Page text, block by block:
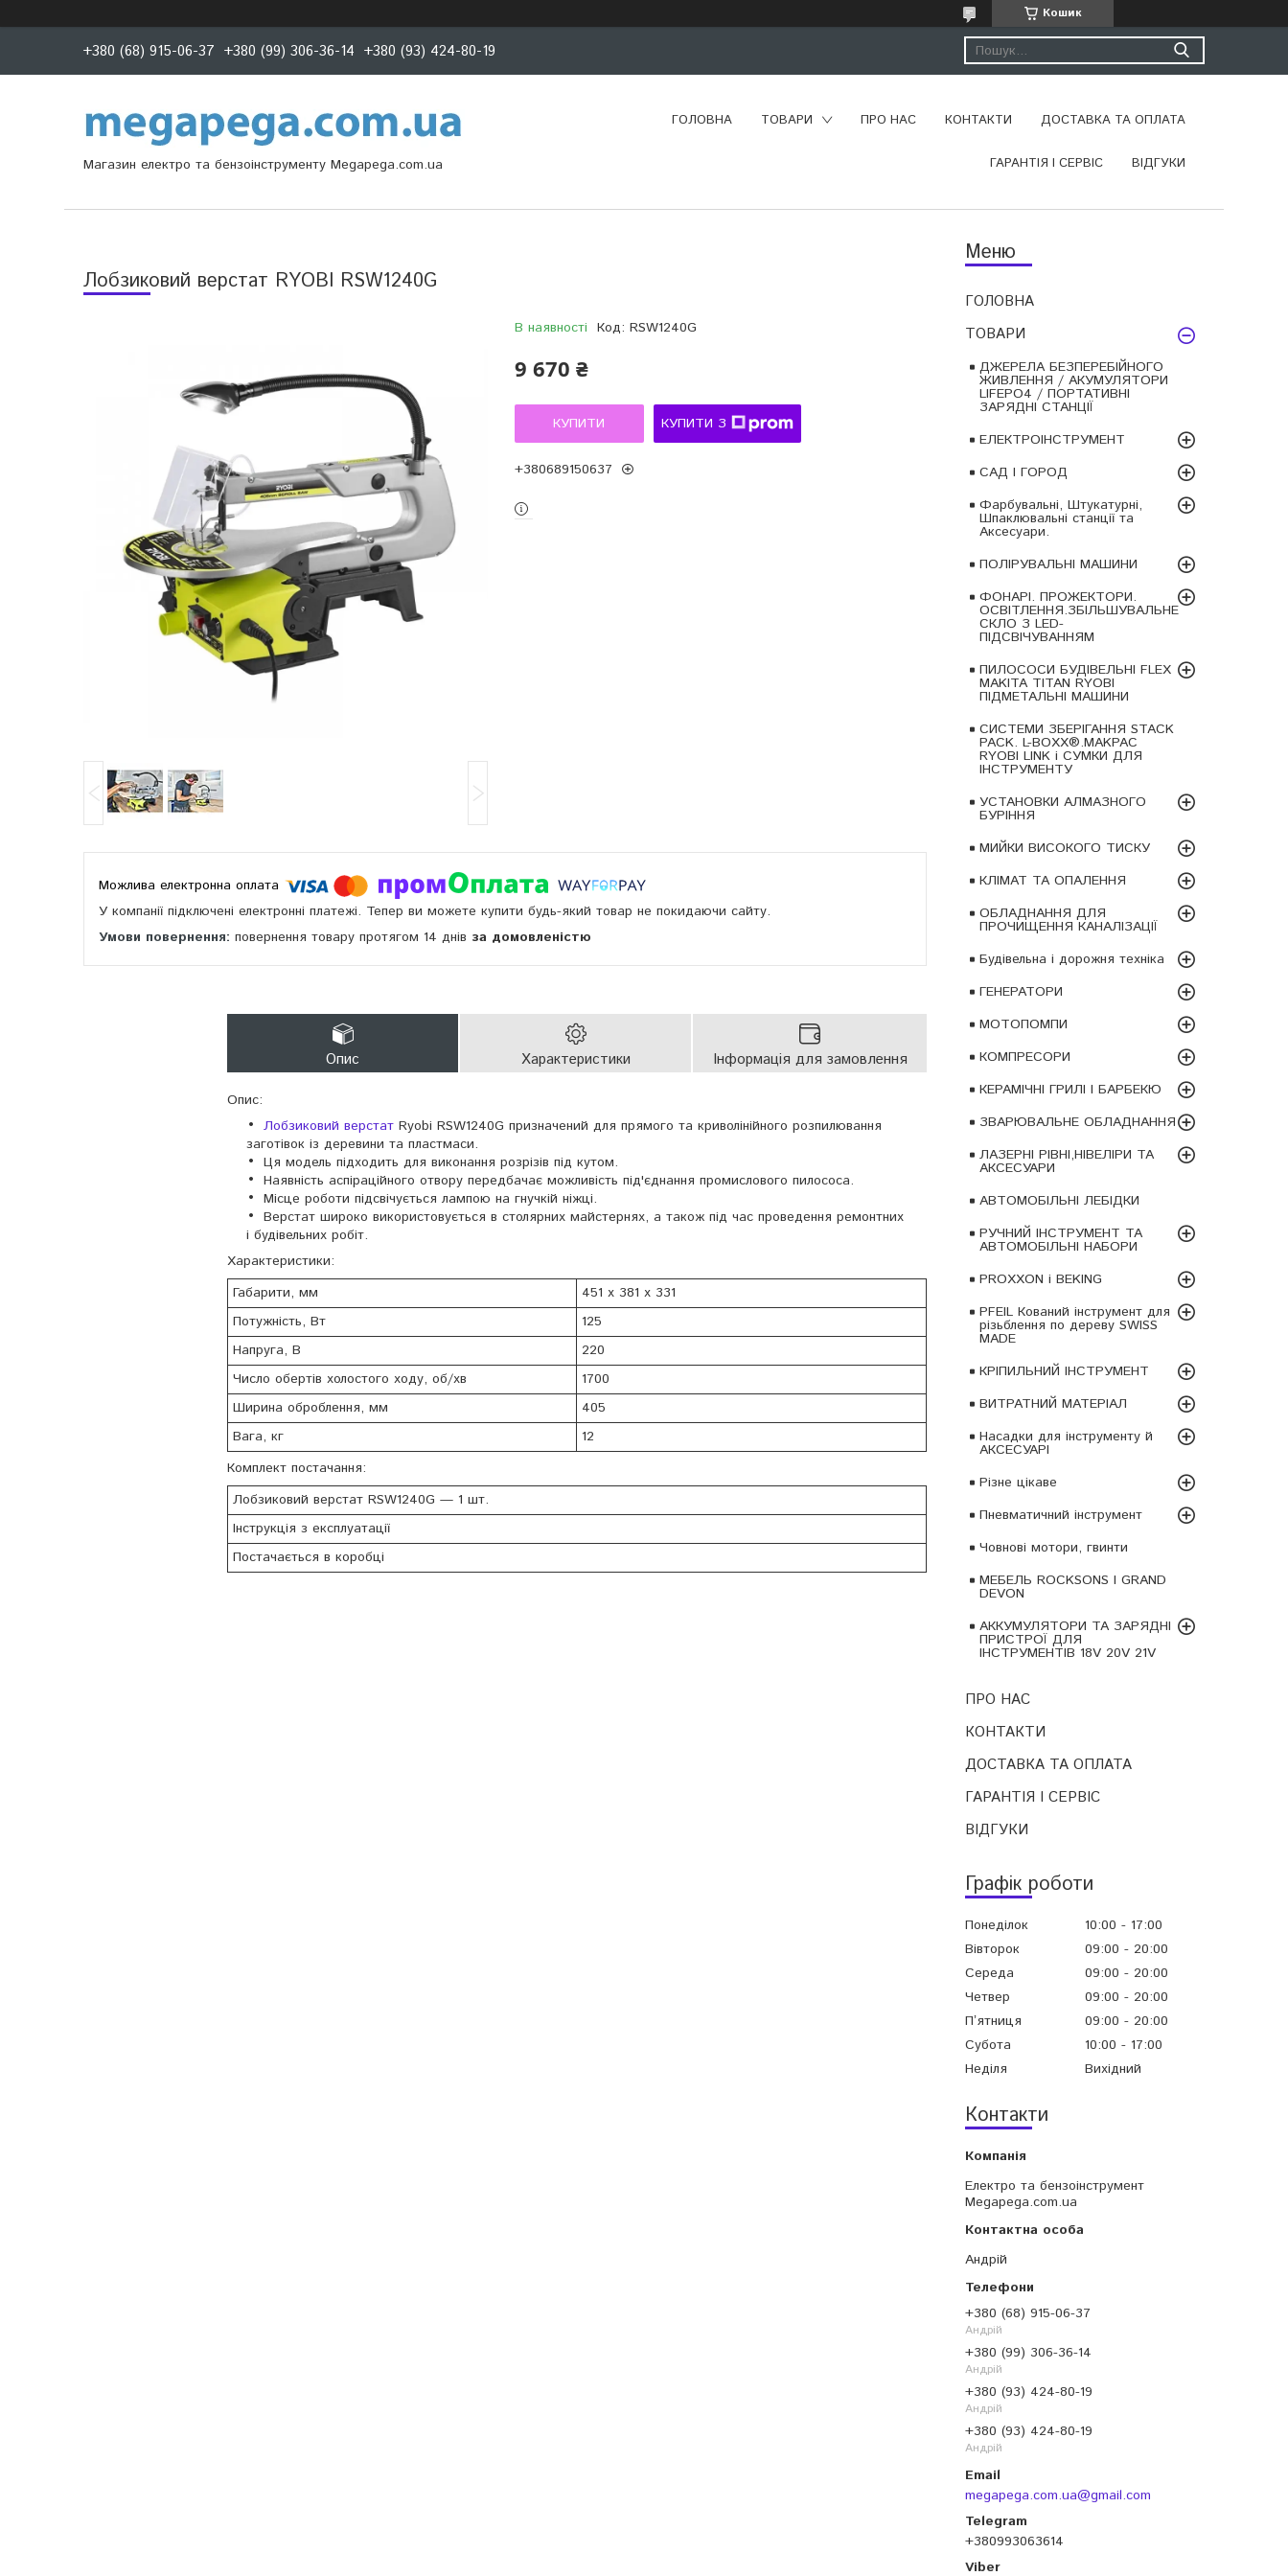
Кошик
+380 (68) 915-06-37 +380 (99) 306-36-14 +380 (93) 424-80-19
Магазин електро та бензоінструменту Megapega.com.ua
ГОЛОВНА ТОВАРИ ПРО НАС КОНТАКТИ ДОСТАВКА ТА ОПЛАТА
ГАРАНТІЯ І СЕРВІС ВІДГУКИ
ГОЛОВНА
ТОВАРИ
ДЖЕРЕЛА БЕЗПЕРЕБІЙНОГО
ЖИВЛЕННЯ / АКУМУЛЯТОРИ
LIFEPO4 / ПОРТАТИВНІ
ЗАРЯДНІ СТАНЦІЇ
ЕЛЕКТРОІНСТРУМЕНТ
САД І ГОРОД
Фарбувальні, Штукатурні,
Шпаклювальні станції та
Аксесуари.
ПОЛІРУВАЛЬНІ МАШИНИ
ФОНАРІ. ПРОЖЕКТОРИ.
ОСВІТЛЕННЯ.ЗБІЛЬШУВАЛЬНЕ
СКЛО З LED-
ПІДСВІЧУВАННЯМ
ПИЛОСОСИ БУДІВЕЛЬНІ FLEX
MAKITA TITAN RYOBI
ПІДМЕТАЛЬНІ МАШИНИ
СИСТЕМИ ЗБЕРІГАННЯ STACK
PACK. L-BOXX®.MAKPAC
RYOBI LINK і СУМКИ ДЛЯ
ІНСТРУМЕНТУ
УСТАНОВКИ АЛМАЗНОГО
БУРІННЯ
МИЙКИ ВИСОКОГО ТИСКУ
КЛІМАТ ТА ОПАЛЕННЯ
ОБЛАДНАННЯ ДЛЯ
ПРОЧИЩЕННЯ КАНАЛІЗАЦІЇ
Будівельна і дорожня техніка
ГЕНЕРАТОРИ
МОТОПОМПИ
КОМПРЕСОРИ
КЕРАМІЧНІ ГРИЛІ І БАРБЕКЮ
ЗВАРЮВАЛЬНЕ ОБЛАДНАННЯ
ЛАЗЕРНІ РІВНІ,НІВЕЛІРИ ТА
АКСЕСУАРИ
АВТОМОБІЛЬНІ ЛЕБІДКИ
РУЧНИЙ ІНСТРУМЕНТ ТА
АВТОМОБІЛЬНІ НАБОРИ
PROXXON і BEKING
PFEIL Кований інструмент для
різьблення по дереву SWISS
MADE
КРІПИЛЬНИЙ ІНСТРУМЕНТ
ВИТРАТНИЙ МАТЕРІАЛ
Насадки для інструменту й
АКСЕСУАРІ
Різне цікаве
Пневматичний інструмент
Човнові мотори, гвинти
МЕБЕЛЬ ROCKSONS І GRAND
DEVON
АККУМУЛЯТОРИ ТА ЗАРЯДНІ
ПРИСТРОЇ ДЛЯ
ІНСТРУМЕНТІВ 18V 20V 21V
ПРО НАС
КОНТАКТИ
ДОСТАВКА ТА ОПЛАТА
ГАРАНТІЯ І СЕРВІС
ВІДГУКИ
Графік роботи
Понеділок 10:00
17:00
Вівторок
09:00
20:00
Середа
09:00
20:00
Четвер
09:00
20:00
Пʼятниця
09:00
20:00
Субота
10:00
17:00
Неділя
Вихідний
Контакти
Електро та бензоінструмент
Megapega.com.ua
Андрій
+380 (68) 915-06-37
Андрій
+380 (99) 306-36-14
Андрій
+380 (93) 424-80-19
Андрій
+380 (93) 424-80-19
Андрій
megapega.com.ua@gmail.com
+380993063614
Лобзиковий верстат RYOBI RSW1240G
В наявності Код: RSW1240G
9 670 ₴
КУПИТИ КУПИТИ З
+380689150637
У компанії підключені електронні платежі. Тепер ви можете купити будь-який товар не покидаючи сайту.
повернення товару протягом 14 днів за домовленістю
Опис Характеристики Інформація для замовлення
Опис:
Лобзиковий верстат Ryobi RSW1240G призначений для прямого та криволінійного розпилювання
заготівок із деревини та пластмаси.
Ця модель підходить для виконання розрізів під кутом.
Наявність аспіраційного отвору передбачає можливість під'єднання промислового пилососа.
Місце роботи підсвічується лампою на гнучкій ніжці.
Верстат широко використовується в столярних майстернях, а також під час проведення ремонтних
і будівельних робіт.
Характеристики:
Габарити, мм
451 x 381 x 331
Потужність, Вт
125
Напруга, В
220
Число обертів холостого ходу, об/хв
1700
Ширина оброблення, мм
405
Вага, кг
12
Комплект постачання:
Лобзиковий верстат RSW1240G — 1 шт.
Інструкція з експлуатації
Постачається в коробці